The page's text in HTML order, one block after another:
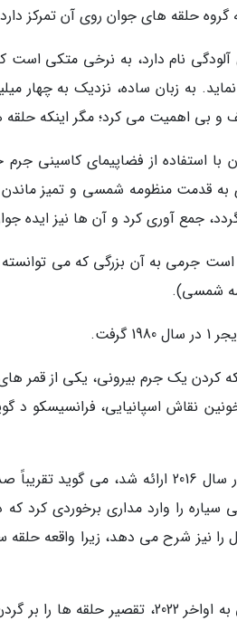
حلقه های جوان روی آن تمرکز
آلودگی نام دارد، به نرخی متکی است
به زبان ساده، نزدیک به چهار
بی اهمیت می کرد؛ مگر اینکه حلقه
دانشمندان با استفاده از فضاپیمای
قدمت منظومه شمسی و تمیز ماندن
جمع آوری کرد و آن ها نیز ایده
است جرمی به آن بزرگی که می
شمسی).
کردن یک جرم بیرونی، یکی از قمر
نظریه شماره یک که در سال 2016
را وارد مداری برخوردی کرد
را نیز شرح می دهد، زیرا واقعه حلقه
نظریه شماره دو متعلق به اواخر